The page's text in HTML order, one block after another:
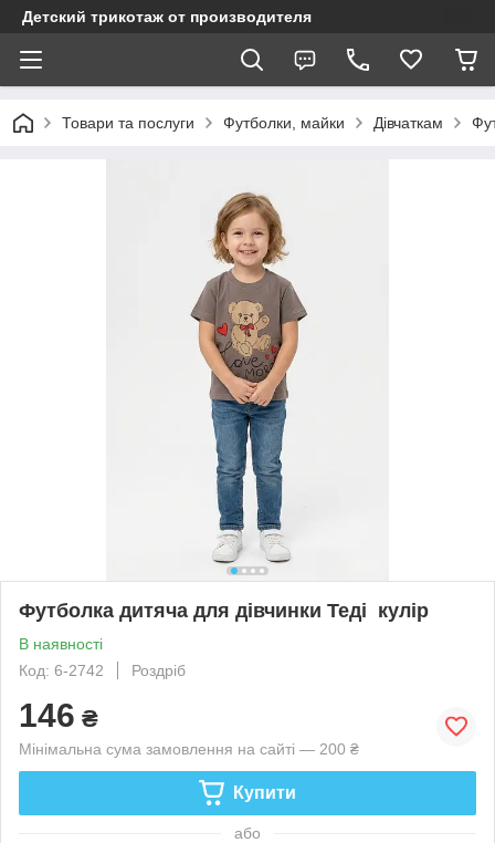
Детский трикотаж от производителя
Товари та послуги Футболки, майки Дівчаткам
Футболка дитяча для дівчинки Теді кулір
В наявності
Код: 6-2742
Роздріб
146 ₴
Мінімальна сума замовлення на сайті — 200 ₴
Купити
або